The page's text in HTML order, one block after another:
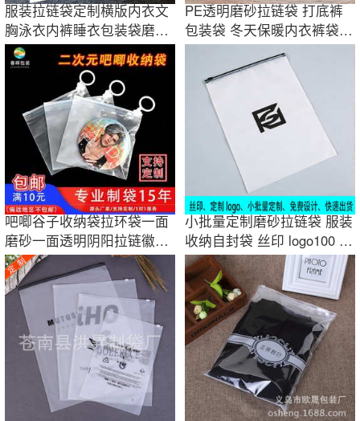
服装拉链袋定制横版内衣文
胸泳衣内裤睡衣包装袋磨砂
自封袋拉链式
PE透明磨砂拉链袋 打底裤
包装袋 冬天保暖内衣裤袋围
巾帽子袋现货
吧唧谷子收纳袋拉环袋一面
磨砂一面透明阴阳拉链徽章
二次元包装袋
小批量定制磨砂拉链袋 服装
收纳自封袋 丝印 logo100 个
起订加厚